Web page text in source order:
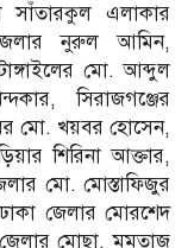
সাঁতারকুল এলাকার
নুরুল আমিন,
মো. আব্দুল
সিরাজগঞ্জের
মো. খয়বর হোসেন,
শিরিনা আক্তার,
মো. মোস্তাফিজুর
জেলার মোরশেদ
জেলার মোছা. মমতাজ